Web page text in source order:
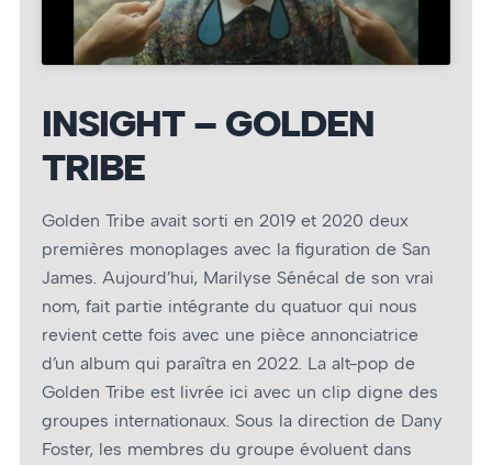
INSIGHT – GOLDEN
TRIBE
Golden Tribe avait sorti en 2019 et 2020 deux
premières monoplages avec la figuration de San
James. Aujourd’hui, Marilyse Sénécal de son vrai
nom, fait partie intégrante du quatuor qui nous
revient cette fois avec une pièce annonciatrice
d’un album qui paraîtra en 2022. La alt-pop de
Golden Tribe est livrée ici avec un clip digne des
groupes internationaux. Sous la direction de Dany
Foster, les membres du groupe évoluent dans